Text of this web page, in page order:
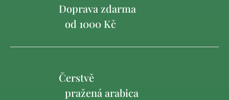
Doprava zdarma
od 1000 Kč
Čerstvě
pražená arabica